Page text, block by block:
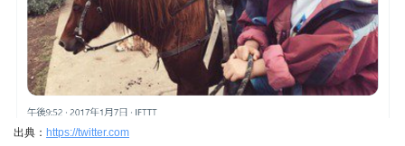
出典： https://twitter.com